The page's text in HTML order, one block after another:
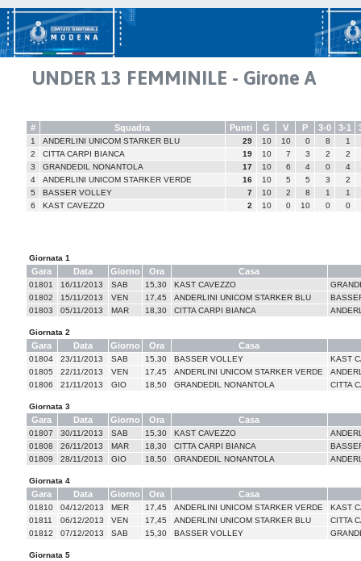
UNDER 13 FEMMINILE - Girone A
# Squadra Punti G V P 3-0 3-1
1 ANDERLINI UNICOM STARKER BLU 29 10 10 0 8
1
2
CITTA CARPI BIANCA 19 10 7 3 2
2
3
GRANDEDIL NONANTOLA 17 10 6 4 0
4
4
ANDERLINI UNICOM STARKER VERDE 16 10 5 5 3
2
5
BASSER VOLLEY 7 10 2 8 1
1
6
KAST CAVEZZO 2 10 0 10 0 0
Giornata 1
Gara Data Giorno Ora Casa
01801 16/11/2013 SAB 15,30 KAST CAVEZZO
01802
15/11/2013 VEN 17,45 ANDERLINI UNICOM STARKER BLU
01803
05/11/2013 MAR 18,30 CITTA CARPI BIANCA
Giornata 2
Gara Data Giorno Ora Casa
01804 23/11/2013 SAB 15,30 BASSER VOLLEY
KAST
01805
22/11/2013 VEN 17,45 ANDERLINI UNICOM STARKER VERDE
01806
21/11/2013 GIO 18,50 GRANDEDIL NONANTOLA CITTA
Giornata 3
Gara Data Giorno Ora Casa
01807 30/11/2013 SAB 15,30 KAST CAVEZZO
01808
26/11/2013 MAR 18,30 CITTA CARPI BIANCA
01809
28/11/2013 GIO 18,50 GRANDEDIL NONANTOLA
Giornata 4
Gara Data Giorno Ora Casa
01810 04/12/2013 MER 17,45 ANDERLINI UNICOM STARKER VERDE
KAST
01811
06/12/2013 VEN 17,45 ANDERLINI UNICOM STARKER BLU
CITTA
01812
07/12/2013 SAB 15,30 BASSER VOLLEY
Giornata 5